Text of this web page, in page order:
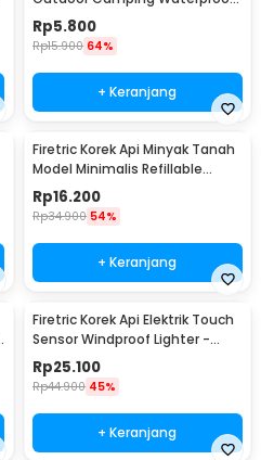
Lighter - 18G
Rp5.800
Rp15.900 64%
+ Keranjang
Firetric Korek Api Minyak Tanah
Model Minimalis Refillable
Lighter - ZR006
Rp16.200
Rp34.900 54%
+ Keranjang
Firetric Korek Api Elektrik Touch
Sensor Windproof Lighter -
JL706
Rp25.100
Rp44.900 45%
+ Keranjang